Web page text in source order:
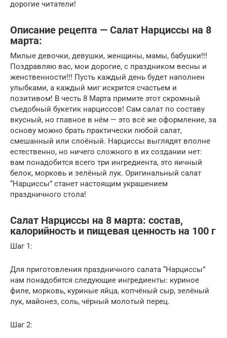
дорогие читатели!
Описание рецепта — Салат Нарциссы на 8
марта:
Милые девочки, девушки, женщины, мамы, бабушки!!!
Поздравляю вас, мои дорогие, с праздником весны и
женственности!!! Пусть каждый день будет наполнен
улыбками, а каждый миг искрится счастьем и
позитивом! В честь 8 Марта примите этот скромный
съедобный букетик нарциссов! Сам салат по составу
вкусный, но главное в нём — это всё же оформление, за
основу можно брать практически любой салат,
смешанный или слоёный. Нарциссы выглядят вполне
естественно, но ничего сложного в их создании нет:
вам понадобится всего три ингредиента, это яичный
белок, морковь и зелёный лук. Оригинальный салат
“Нарциссы” станет настоящим украшением
праздничного стола!
Салат Нарциссы на 8 марта: состав,
калорийность и пищевая ценность на 100 г
Шаг 1:
Для приготовления праздничного салата “Нарциссы”
нам понадобятся следующие ингредиенты: куриное
филе, морковь, куриные яйца, копчёный сыр, зелёный
лук, майонез, соль, чёрный молотый перец.
Шаг 2: